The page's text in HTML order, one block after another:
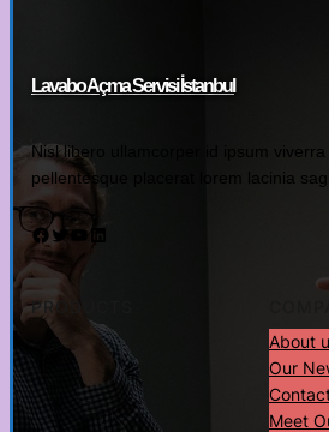
Lavabo Açma Servisi İstanbul
Nisl libero ullamcorper id ipsum
pellentesque placerat lorem lacinia
Facebook Twitter YouTube LinkedIn
PRODUCTS
About
Our
Meet